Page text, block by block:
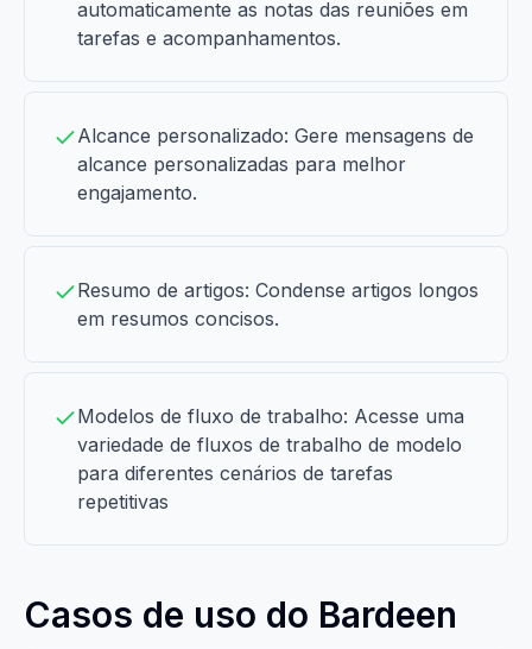
automaticamente as notas das reuniões em
tarefas e acompanhamentos.
Alcance personalizado: Gere mensagens de
alcance personalizadas para melhor
engajamento.
Resumo de artigos: Condense artigos longos
em resumos concisos.
Modelos de fluxo de trabalho: Acesse uma
variedade de fluxos de trabalho de modelo
para diferentes cenários de tarefas
repetitivas
Casos de uso do Bardeen